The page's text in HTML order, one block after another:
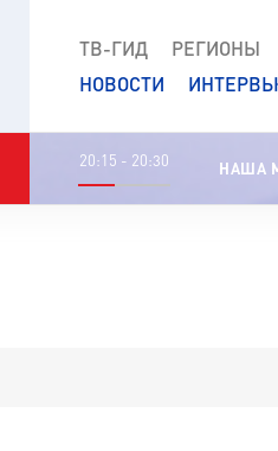
ТВ-ГИД РЕГИОНЫ
НОВОСТИ
20:15 - 20:30 НАША